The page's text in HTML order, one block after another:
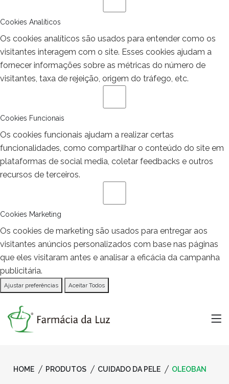
Cookies Analíticos
Os cookies analíticos são usados para entender como os
visitantes interagem com o site. Esses cookies ajudam a
fornecer informações sobre as métricas do número de
visitantes, taxa de rejeição, origem do tráfego, etc.
Cookies Funcionais
Os cookies funcionais ajudam a realizar certas
funcionalidades, como compartilhar o conteúdo do site em
plataformas de social media, coletar feedbacks e outros
recursos de terceiros.
Cookies Marketing
Os cookies de marketing são usados para entregar aos
visitantes anúncios personalizados com base nas páginas
que eles visitaram antes e analisar a eficácia da campanha
publicitária.
Ajustar preferências Aceitar Todos
HOME PRODUTOS CUIDADO DA PELE OLEOBAN